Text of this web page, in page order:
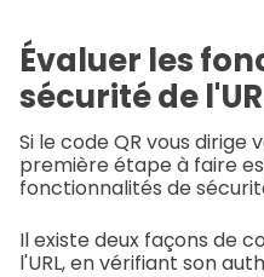
Évaluer les
sécurité de
Si le code QR vous dirige
première étape à faire
fonctionnalités de
Il existe deux façons de
l'URL, en vérifiant son